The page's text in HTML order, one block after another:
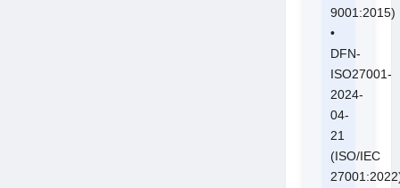
9001:2015)
•
DFN-
ISO27001-
2024-
04-
21
(ISO/IEC